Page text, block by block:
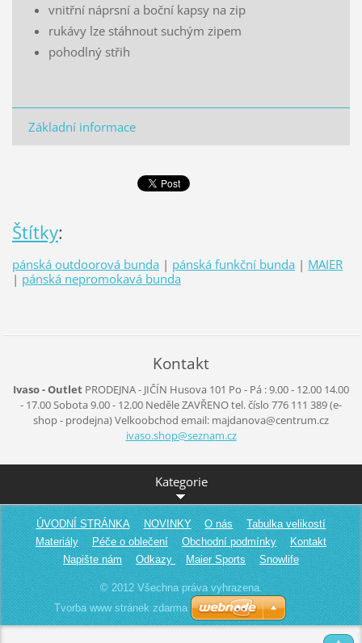
vnitřní náprsní a boční kapsy na zip
rukávy lze stáhnout suchým zipem
pohodlný střih
Základní informace
Štítky:
pánská outdoorová bunda | pánská funkční bunda | MAIER
| pánská nepromokavá bunda
Kontakt
Ivaso - Outlet PRODEJNA - JIČÍN Husova 101 Po - Pá :9.00 - 12.00 14.00
- 17.00Sobota 9.00 - 12.00 NeděleZAVŘENOtel. číslo 776 111 389(e-
shop - prodejna)Velkoobchod email: majdanova@centrum.cz
ivaso.shop@seznam.cz
Kategorie
ÚVODNÍ STRÁNKA NOVINKY O nás
Tabulka velikostí
Materiály
Péče o oblečení Obchodní podmínky
Kontakt
Napište nám
Odkazy Maier Sports Snowlife
© 2012 Všechna práva vyhrazena.
Tvorba www stránek zdarma